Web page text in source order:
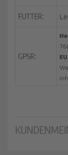
FUTTER:
GPSR: